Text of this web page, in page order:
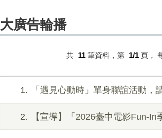
大廣告輪播
共 11 筆資料，第 1/1 頁，
1 「遇見心動時」單身聯誼活動
2 【宣導】「2026臺中電影Fun-In